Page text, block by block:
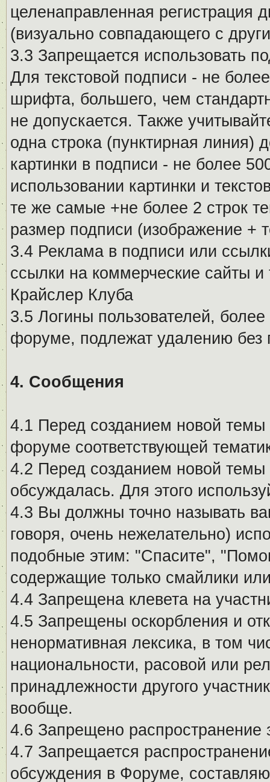
целенаправленная регистрация
(визуально совпадающего с
3.3 Запрещается использовать
Для текстовой подписи - не
шрифта, большего, чем
не допускается. Также
одна строка (пунктирная линия)
картинки в подписи - не более
использовании картинки и
те же самые +не более 2 строк
размер подписи (изображение +
3.4 Реклама в подписи или
ссылки на коммерческие сайты
Крайслер Клуба
3.5 Логины пользователей,
форуме, подлежат удалению без
4. Сообщения
4.1 Перед созданием новой темы
форуме соответствующей
4.2 Перед созданием новой
обсуждалась. Для этого
4.3 Вы должны точно называть
говоря, очень нежелательно)
подобные этим: "Спасите",
содержащие только смайлики
4.4 Запрещена клевета на
4.5 Запрещены оскорбления и
ненормативная лексика, в том
национальности, расовой или
принадлежности другого
вообще.
4.6 Запрещено
4.7 Запрещается
обсуждения в Форуме,